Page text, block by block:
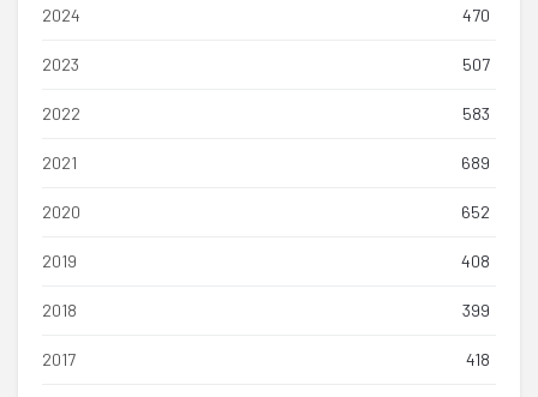
2024 470
2023 507
2022 583
2021 689
2020 652
2019 408
2018 399
2017 418